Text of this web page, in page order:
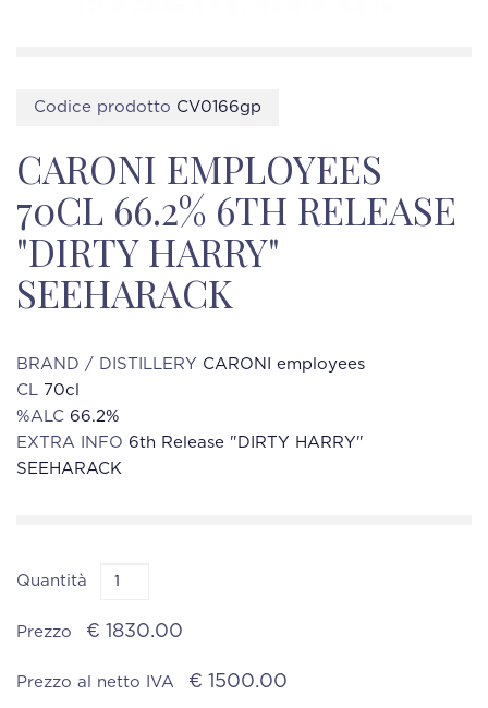
Codice prodotto CV0166gp
CARONI EMPLOYEES
70CL 66.2% 6TH RELEASE
"DIRTY HARRY"
SEEHARACK
BRAND / DISTILLERY CARONI employees
CL 70cl
%ALC 66.2%
EXTRA INFO 6th Release "DIRTY HARRY"
SEEHARACK
Quantità
Prezzo € 1830.00
Prezzo al netto IVA € 1500.00